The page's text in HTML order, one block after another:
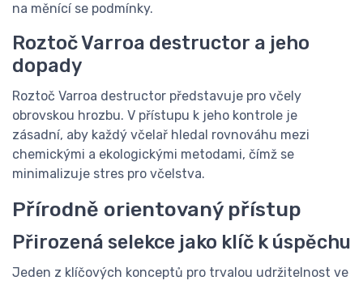
na měnící se podmínky.
Roztoč Varroa destructor a jeho
dopady
Roztoč Varroa destructor představuje pro včely
obrovskou hrozbu. V přístupu k jeho kontrole je
zásadní, aby každý včelař hledal rovnováhu mezi
chemickými a ekologickými metodami, čímž se
minimalizuje stres pro včelstva.
Přírodně orientovaný přístup
Přirozená selekce jako klíč k úspěchu
Jeden z klíčových konceptů pro trvalou udržitelnost ve